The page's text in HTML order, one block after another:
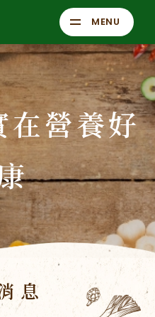
MENU
在營養好
息